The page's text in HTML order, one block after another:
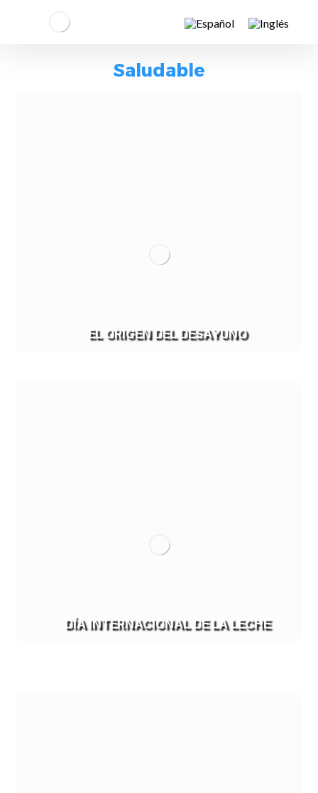
Saludable
EL ORIGEN DEL DESAYUNO
DÍA INTERNACIONAL DE LA LECHE